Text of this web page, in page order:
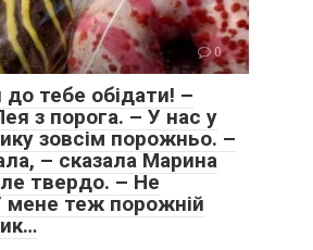
0
тебе обідати! –
з порога. – У нас у
зовсім порожньо. –
– сказала Марина
твердо. – Не
мене теж порожній